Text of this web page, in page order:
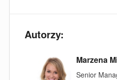
Autorzy:
Marzena
Senior